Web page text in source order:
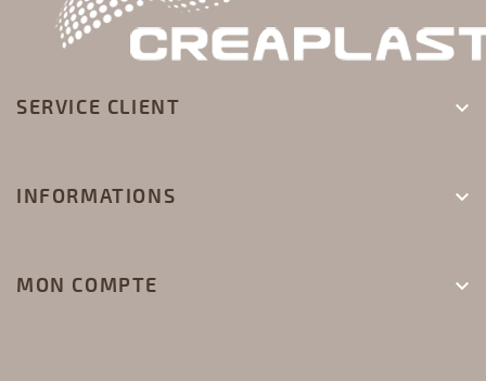
SERVICE CLIENT 
INFORMATIONS 
MON COMPTE 